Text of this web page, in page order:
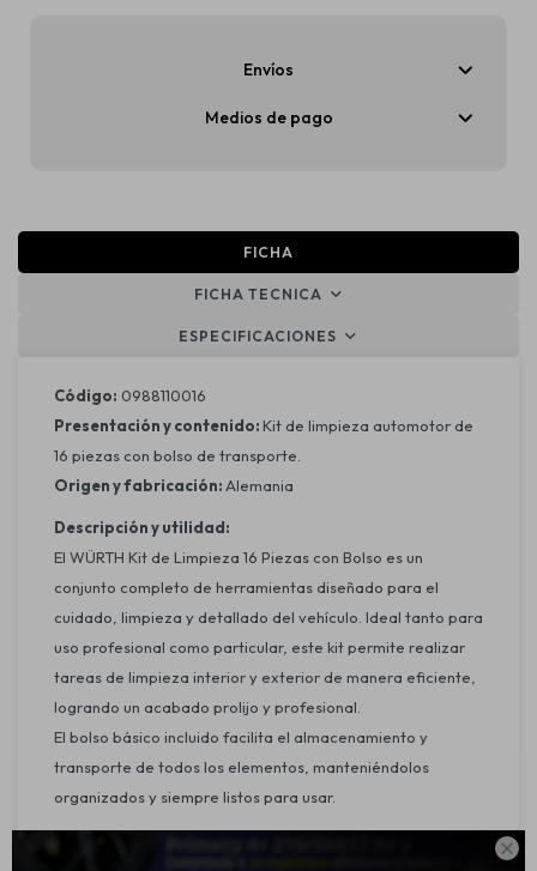

Envíos
Medios de pago
FICHA
FICHA TECNICA
ESPECIFICACIONES
Código: 0988110016
Presentación y contenido:Kit de limpieza automotor de
16 piezas con bolso de transporte.
Origen y fabricación: Alemania
Descripción y utilidad:
El WÜRTH Kit de Limpieza 16 Piezas con Bolso es un
conjunto completo de herramientas diseñado para el
cuidado, limpieza y detallado del vehículo. Ideal tanto para
uso profesional como particular, este kit permite realizar
tareas de limpieza interior y exterior de manera eficiente,
logrando un acabado prolijo y profesional.
El bolso básico incluido facilita el almacenamiento y
transporte de todos los elementos, manteniéndolos
organizados y siempre listos para usar.